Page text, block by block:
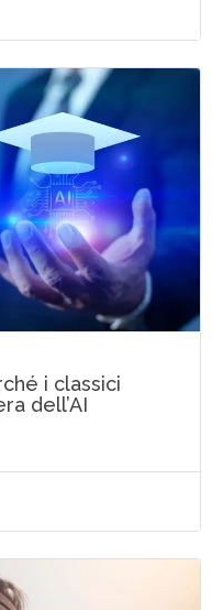
i classici
dell’AI